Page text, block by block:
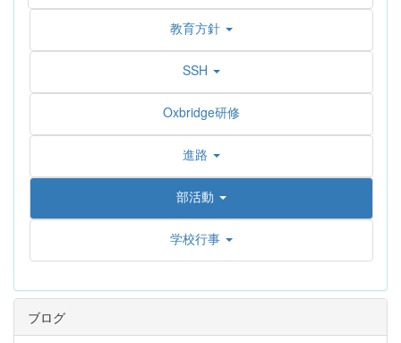
教育方針
SSH
Oxbridge研修
進路
部活動
学校行事
ブログ